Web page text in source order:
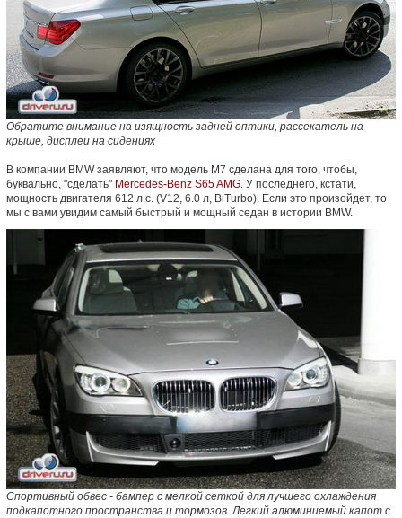
Обратите внимание на изящность задней оптики, рассекатель на
крыше, дисплеи на сидениях
В компании BMW заявляют, что модель M7 сделана для того, чтобы,
буквально, "сделать" Mercedes-Benz S65 AMG. У последнего, кстати,
мощность двигателя 612 л.с. (V12, 6.0 л, BiTurbo). Если это произойдет, то
мы с вами увидим самый быстрый и мощный седан в истории BMW.
Спортивный обвес - бампер с мелкой сеткой для лучшего охлаждения
подкапотного пространства и тормозов. Легкий алюминиемый капот с